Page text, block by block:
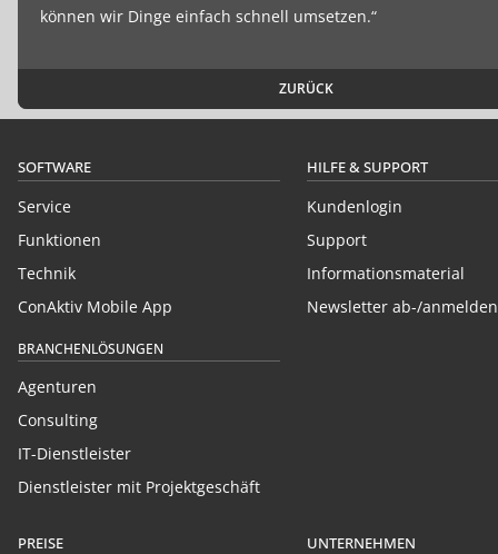
können wir Dinge einfach schnell umsetzen.“
ZURÜCK
SOFTWARE
Service
Funktionen
Technik
ConAktiv Mobile App
BRANCHENLÖSUNGEN
Agenturen
Consulting
IT-Dienstleister
Dienstleister mit Projektgeschäft
HILFE & SUPPORT
Kundenlogin
Support
Informationsmaterial
Newsletter ab-/anmelden
PREISE UNTERNEHMEN